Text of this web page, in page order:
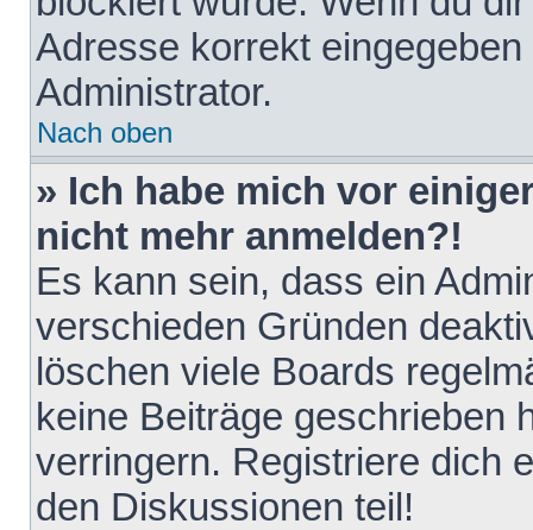
Adresse korrekt
Administrator.
Nach oben
» Ich habe mich vor
nicht mehr anmelden?!
Es kann sein, dass ein
verschieden Gründen
löschen viele Boards
keine Beiträge geschrieben
verringern. Registriere dich
den Diskussionen teil!